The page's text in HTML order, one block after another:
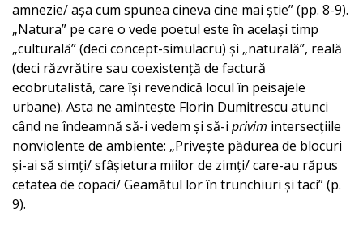
amnezie/ așa cum spunea cineva cine mai știe” (pp. 8-9).
„Natura” pe care o vede poetul este în același timp
„culturală” (deci concept-simulacru) și „naturală”, reală
(deci răzvrătire sau coexistență de factură
ecobrutalistă, care își revendică locul în peisajele
urbane). Asta ne amintește Florin Dumitrescu atunci
când ne îndeamnă să-i vedem și să-i privim intersecțiile
nonviolente de ambiente: „Privește pădurea de blocuri
și-ai să simți/ sfâșietura miilor de zimți/ care-au răpus
cetatea de copaci/ Geamătul lor în trunchiuri și taci” (p.
9).